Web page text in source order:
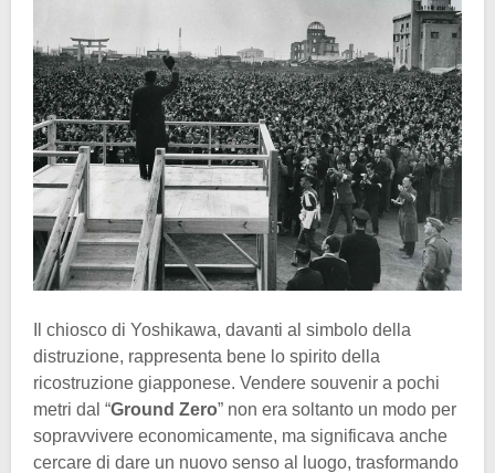
Il chiosco di Yoshikawa, davanti al simbolo della
distruzione, rappresenta bene lo spirito della
ricostruzione giapponese. Vendere souvenir a pochi
metri dal “Ground Zero” non era soltanto un modo per
sopravvivere economicamente, ma significava anche
cercare di dare un nuovo senso al luogo, trasformando